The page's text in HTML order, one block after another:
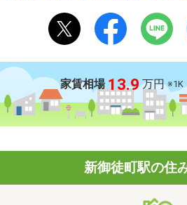
家賃相場 13.9 万円 ※1K
新御徒町駅の住